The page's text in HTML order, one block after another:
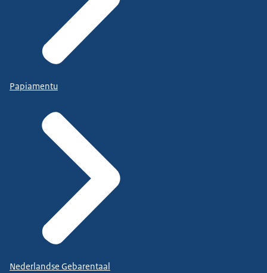
Papiamentu
Nederlandse Gebarentaal